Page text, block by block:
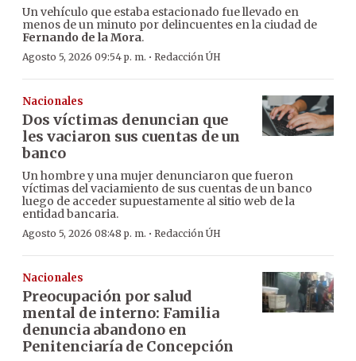
Un vehículo que estaba estacionado fue llevado en
menos de un minuto por delincuentes en la ciudad de
Fernando de la Mora.
Agosto 5, 2026 09:54 p. m. · Redacción ÚH
Nacionales
Dos víctimas denuncian que
les vaciaron sus cuentas de un
banco
Un hombre y una mujer denunciaron que fueron
víctimas del vaciamiento de sus cuentas de un banco
luego de acceder supuestamente al sitio web de la
entidad bancaria.
Agosto 5, 2026 08:48 p. m. · Redacción ÚH
Nacionales
Preocupación por salud
mental de interno: Familia
denuncia abandono en
Penitenciaría de Concepción